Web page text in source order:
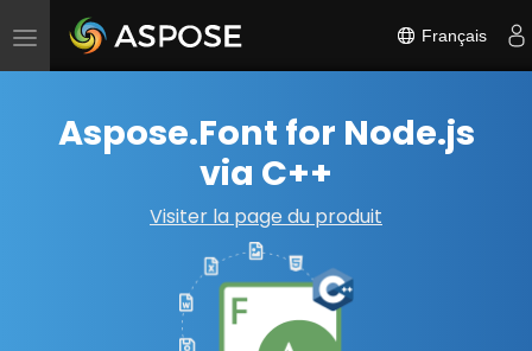
Basculer
Français
Aspose.Font for Node.js
via C++
Visiter la page du produit